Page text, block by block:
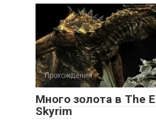
Прохождения
Много золота в The
Skyrim